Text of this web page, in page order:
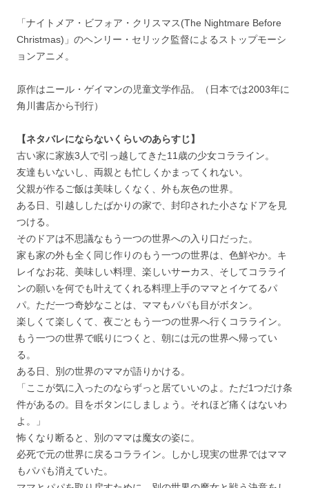
「ナイトメア・ビフォア・クリスマス(The Nightmare Before
Christmas)」のヘンリー・セリック監督によるストップモーシ
ョンアニメ。
原作はニール・ゲイマンの児童文学作品。（日本では2003年に
角川書店から刊行）
【ネタバレにならないくらいのあらすじ】
古い家に家族3人で引っ越してきた11歳の少女コラライン。
友達もいないし、両親とも忙しくかまってくれない。
父親が作るご飯は美味しくなく、外も灰色の世界。
ある日、引越ししたばかりの家で、封印された小さなドアを見
つける。
そのドアは不思議なもう一つの世界への入り口だった。
家も家の外も全く同じ作りのもう一つの世界は、色鮮やか。キ
レイなお花、美味しい料理、楽しいサーカス、そしてコラライ
ンの願いを何でも叶えてくれる料理上手のママとイケてるパ
パ。ただ一つ奇妙なことは、ママもパパも目がボタン。
楽しくて楽しくて、夜ごともう一つの世界へ行くコラライン。
もう一つの世界で眠りにつくと、朝には元の世界へ帰ってい
る。
ある日、別の世界のママが語りかける。
「ここが気に入ったのならずっと居ていいのよ。ただ1つだけ条
件があるの。目をボタンにしましょう。それほど痛くはないわ
よ。」
怖くなり断ると、別のママは魔女の姿に。
必死で元の世界に戻るコラライン。しかし現実の世界ではママ
もパパも消えていた。